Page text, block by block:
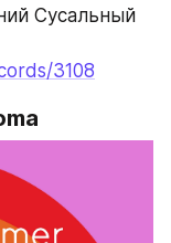
Сусальный
3108